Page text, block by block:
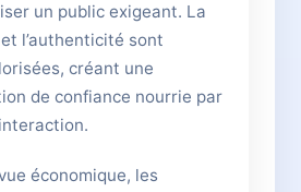
un public exigeant. La
l’authenticité sont
créant une
de confiance nourrie par
économique, les